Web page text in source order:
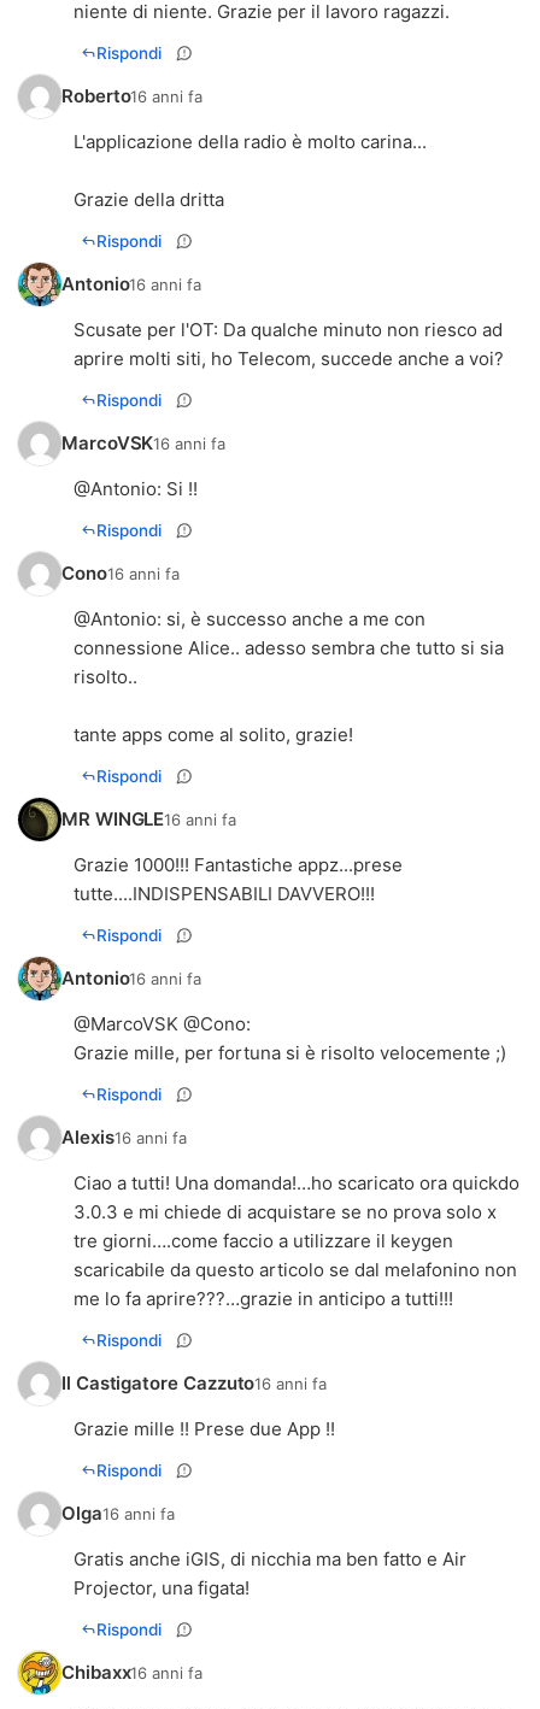
niente di niente. Grazie per il lavoro ragazzi.
Rispondi
Roberto16 anni fa
L'applicazione della radio è molto carina...
Grazie della dritta
Rispondi
Antonio16 anni fa
Scusate per l'OT: Da qualche minuto non riesco ad
aprire molti siti, ho Telecom, succede anche a voi?
Rispondi
MarcoVSK16 anni fa
@Antonio: Si !!
Rispondi
Cono16 anni fa
@Antonio: si, è successo anche a me con
connessione Alice.. adesso sembra che tutto si sia
risolto..
tante apps come al solito, grazie!
Rispondi
MR WINGLE16 anni fa
Grazie 1000!!! Fantastiche appz...prese
tutte....INDISPENSABILI DAVVERO!!!
Rispondi
Antonio16 anni fa
@MarcoVSK @Cono:
Grazie mille, per fortuna si è risolto velocemente ;)
Rispondi
Alexis16 anni fa
Ciao a tutti! Una domanda!…ho scaricato ora quickdo
3.0.3 e mi chiede di acquistare se no prova solo x
tre giorni….come faccio a utilizzare il keygen
scaricabile da questo articolo se dal melafonino non
me lo fa aprire???…grazie in anticipo a tutti!!!
Rispondi
Il Castigatore Cazzuto16 anni fa
Grazie mille !! Prese due App !!
Rispondi
Olga16 anni fa
Gratis anche iGIS, di nicchia ma ben fatto e Air
Projector, una figata!
Rispondi
Chibaxx16 anni fa